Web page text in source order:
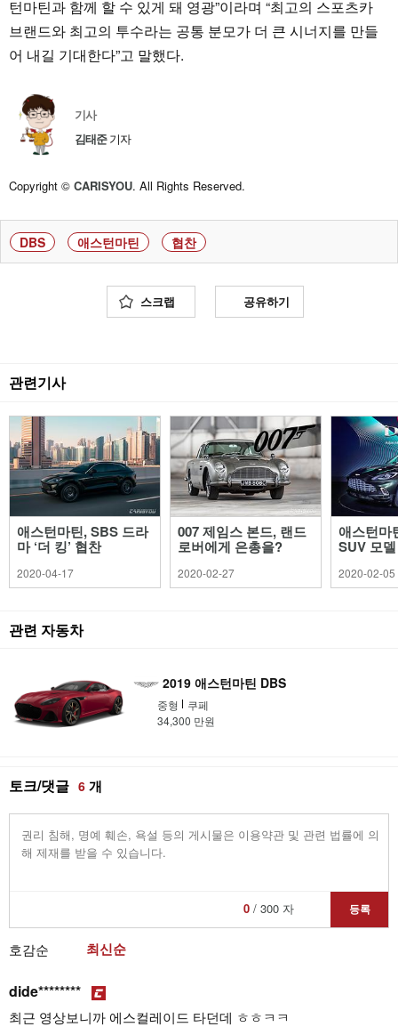
턴마틴과 함께 할 수 있게 돼 영광”이라며 “최고의 스포츠카
브랜드와 최고의 투수라는 공통 분모가 더 큰 시너지를 만들
어 내길 기대한다”고 말했다.
기사
김태준기자
Copyright © CARISYOU. All Rights Reserved.
DBS 애스턴마틴 협찬
스크랩 공유하기
관련기사
애스턴마틴, SBS 드라
마 ‘더 킹’ 협찬
2020-04-17
007 제임스 본드, 랜드
로버에게 은총을?
2020-02-27
애스턴마
SUV 모
2020-02-05
관련 자동차
2019 애스턴마틴 DBS
중형
쿠페
34,300 만원
토크/댓글 6 개
0/ 300 자 등록
호감순 최신순
dide********
최근 영상보니까 에스컬레이드 타던데 ㅎㅎㅋㅋ